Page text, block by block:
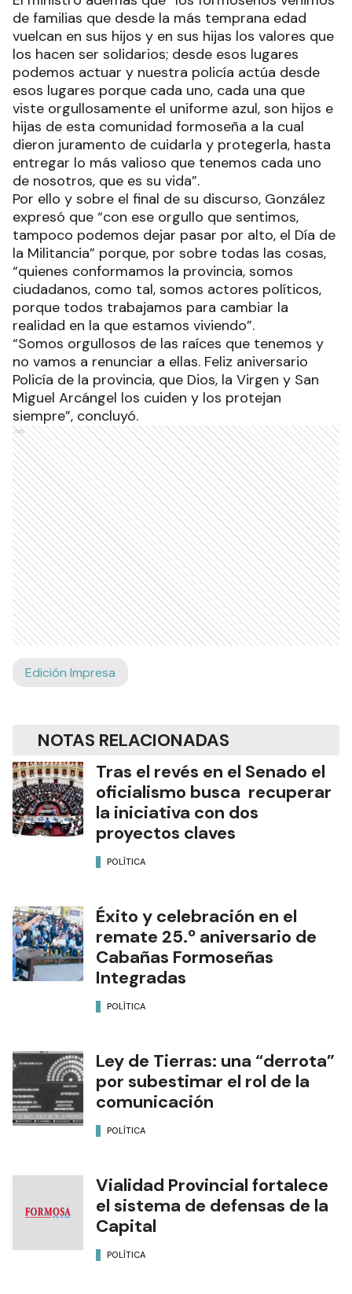
de familias que desde la más temprana edad
vuelcan en sus hijos y en sus hijas los valores que
los hacen ser solidarios; desde esos lugares
podemos actuar y nuestra policía actúa desde
esos lugares porque cada uno, cada una que
viste orgullosamente el uniforme azul, son hijos e
hijas de esta comunidad formoseña a la cual
dieron juramento de cuidarla y protegerla, hasta
entregar lo más valioso que tenemos cada uno
de nosotros, que es su vida”.
Por ello y sobre el final de su discurso, González
expresó que “con ese orgullo que sentimos,
tampoco podemos dejar pasar por alto, el Día de
la Militancia” porque, por sobre todas las cosas,
“quienes conformamos la provincia, somos
ciudadanos, como tal, somos actores políticos,
porque todos trabajamos para cambiar la
realidad en la que estamos viviendo”.
“Somos orgullosos de las raíces que tenemos y
no vamos a renunciar a ellas. Feliz aniversario
Policía de la provincia, que Dios, la Virgen y San
Miguel Arcángel los cuiden y los protejan
siempre”, concluyó.
Ads
Edición Impresa
NOTAS RELACIONADAS
Tras el revés en el Senado el
oficialismo busca recuperar
la iniciativa con dos
proyectos claves
POLÍTICA
Éxito y celebración en el
remate 25.º aniversario de
Cabañas Formoseñas
Integradas
POLÍTICA
Ley de Tierras: una “derrota”
por subestimar el rol de la
comunicación
POLÍTICA
Vialidad Provincial fortalece
el sistema de defensas de la
Capital
POLÍTICA